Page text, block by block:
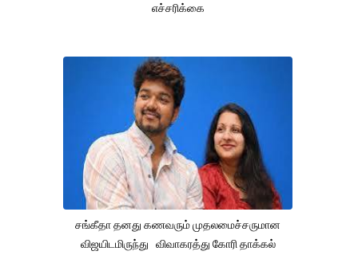
எச்சரிக்கை
சங்கீதா தனது கணவரும் முதலமைச்சருமான
விஜயிடமிருந்து விவாகரத்து கோரி தாக்கல்